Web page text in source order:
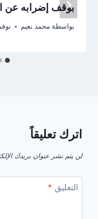
بوقف إضرابه عن
بواسطة محمد نعيم
اترك تعليقاً
لن يتم نشر عنوان بريدك
التعليق *